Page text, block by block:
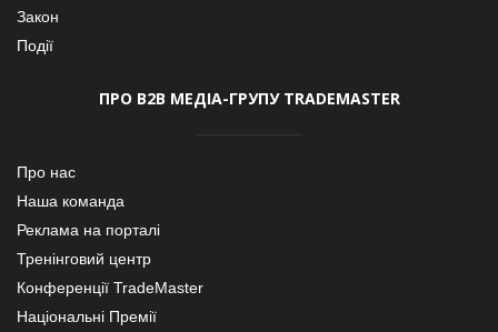
Закон
Події
ПРО В2В МЕДІА-ГРУПУ TRADEMASTER
Про нас
Наша команда
Реклама на порталі
Тренінговий центр
Конференції TradeMaster
Національні Премії